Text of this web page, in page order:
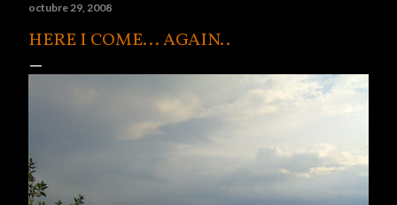
octubre 29, 2008
HERE I COME... AGAIN..